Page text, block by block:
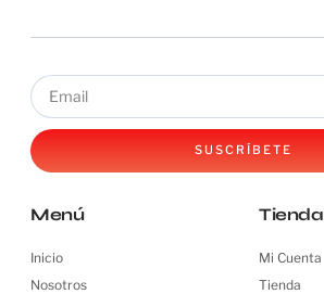
SUSCRÍBETE
Menú
Inicio
Nosotros
Tienda
Mi Cuenta
Tienda